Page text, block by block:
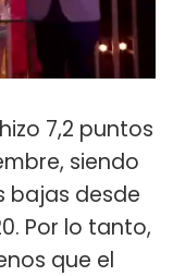
hizo 7,2 puntos
siendo
bajas desde
Por lo tanto,
que el